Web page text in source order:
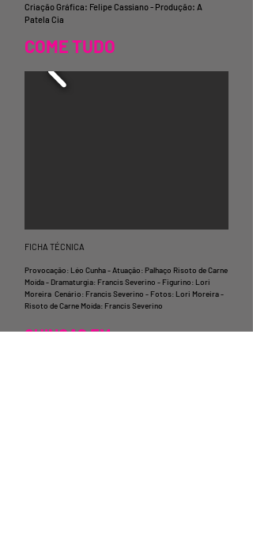
Criação Gráfica: Felipe Cassiano - Produção: A
Patela Cia
COME TUDO
FICHA TÉCNICA
Provocação: Léo Cunha - Atuação: Palhaço Risoto de Carne
Moída - Dramaturgia: Francis Severino - Figurino: Lori
Moreira Cenário: Francis Severino - Fotos: Lori Moreira -
Risoto de Carne Moída: Francis Severino
QUINCAS EM: